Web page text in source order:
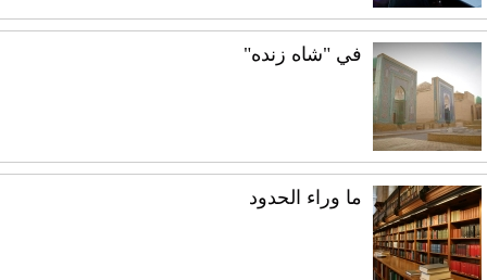
في "شاه زنده"
ما وراء الحدود